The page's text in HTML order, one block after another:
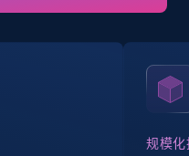
About,
规模化